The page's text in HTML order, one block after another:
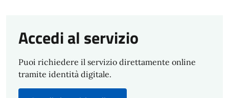
Accedi al servizio
Puoi richiedere il servizio direttamente online
tramite identità digitale.